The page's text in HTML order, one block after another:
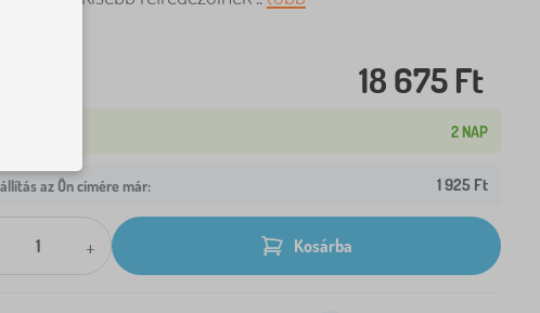
18 675 Ft
2 NAP
az Ön címére már: 1 925 Ft
+ Kosárba